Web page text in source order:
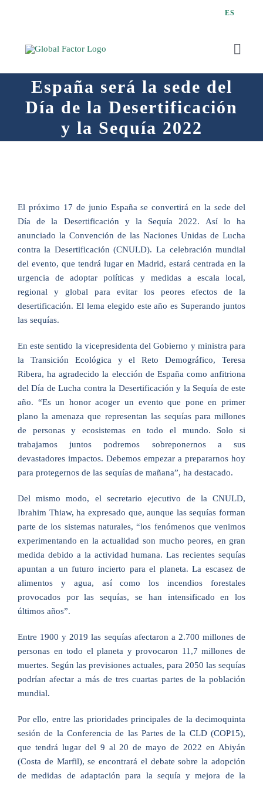
ES
España será la sede del
Día de la Desertificación
y la Sequía 2022
El próximo 17 de junio España se convertirá en la sede del
Día de la Desertificación y la Sequía 2022. Así lo ha
anunciado la Convención de las Naciones Unidas de Lucha
contra la Desertificación (CNULD). La celebración mundial
del evento, que tendrá lugar en Madrid, estará centrada en la
urgencia de adoptar políticas y medidas a escala local,
regional y global para evitar los peores efectos de la
desertificación. El lema elegido este año es Superando juntos
las sequías.
En este sentido la vicepresidenta del Gobierno y ministra para
la Transición Ecológica y el Reto Demográfico, Teresa
Ribera, ha agradecido la elección de España como anfitriona
del Día de Lucha contra la Desertificación y la Sequía de este
año. “Es un honor acoger un evento que pone en primer
plano la amenaza que representan las sequías para millones
de personas y ecosistemas en todo el mundo. Solo si
trabajamos juntos podremos sobreponernos a sus
devastadores impactos. Debemos empezar a prepararnos hoy
para protegernos de las sequías de mañana”, ha destacado.
Del mismo modo, el secretario ejecutivo de la CNULD,
Ibrahim Thiaw, ha expresado que, aunque las sequías forman
parte de los sistemas naturales, “los fenómenos que venimos
experimentando en la actualidad son mucho peores, en gran
medida debido a la actividad humana. Las recientes sequías
apuntan a un futuro incierto para el planeta. La escasez de
alimentos y agua, así como los incendios forestales
provocados por las sequías, se han intensificado en los
últimos años”.
Entre 1900 y 2019 las sequías afectaron a 2.700 millones de
personas en todo el planeta y provocaron 11,7 millones de
muertes. Según las previsiones actuales, para 2050 las sequías
podrían afectar a más de tres cuartas partes de la población
mundial.
Por ello, entre las prioridades principales de la decimoquinta
sesión de la Conferencia de las Partes de la CLD (COP15),
que tendrá lugar del 9 al 20 de mayo de 2022 en Abiyán
(Costa de Marfil), se encontrará el debate sobre la adopción
de medidas de adaptación para la sequía y mejora de la